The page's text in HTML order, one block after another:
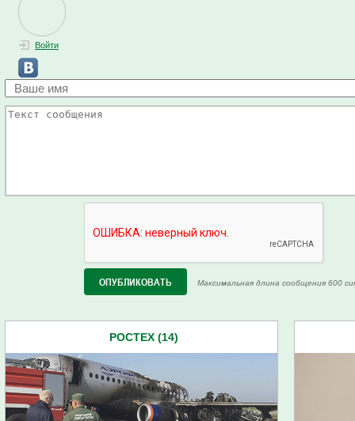
Войти
Максимальная длина сообщения 600
РОСТЕХ (14)